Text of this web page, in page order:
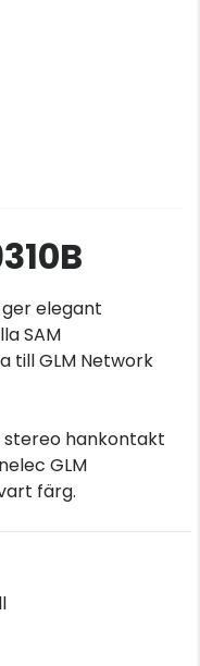
elegant
SAM
till GLM Network
stereo hankontakt
GLM
färg.